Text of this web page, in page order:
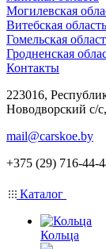
Могилевская
Витебская область
Гомельская
Гродненская
Контакты
223016,
Новодворский с/
mail@carskoe.by
+375 (29) 716-44-
Каталог
Кольца